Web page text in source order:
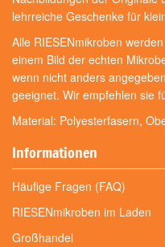
lehrreiche Geschenke für
Alle RIESENmikroben
einem Bild der echten
wenn nicht anders
geeignet. Wir empfehlen sie
Material: Polyesterfasern,
Informationen
Häufige Fragen (FAQ)
RIESENmikroben im Laden
Großhandel